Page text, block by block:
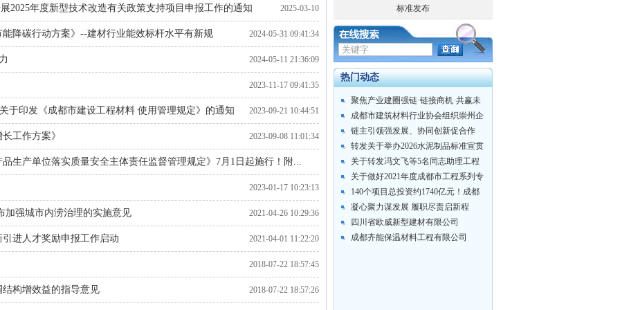
2025年度新型技术改造有关政策支持项目申报工作的通知 2025-03-10
19:18:46
降碳行动方案》--建材行业能效标杆水平有新规 2024-05-31 09:41:34
2024-05-11 21:36:09
2023-11-17 09:41:35
于印发《成都市建设工程材料 使用管理规定》的通知 2023-09-21 10:44:51
工作方案》 2023-09-08 11:01:34
生产单位落实质量安全主体责任监督管理规定》7月1日起施行！附...
2023-04-11 14:57:30
2023-01-17 10:23:13
加强城市内涝治理的实施意见 2021-04-26 10:29:36
进人才奖励申报工作启动 2021-04-01 11:22:20
2018-07-22 18:57:45
构增效益的指导意见 2018-07-22 18:57:26
标准发布
热门动态
聚焦产业建圈强链·链接商机·共赢未
来 ...
成都市建筑材料行业协会组织崇州企
业及会员...
链主引领强发展、协同创新促合作
——成都市...
转发关于举办2026水泥制品标准宣贯
培训...
关于转发冯文飞等5名同志助理工程
师专业技...
关于做好2021年度成都市工程系列专
业技...
140个项目总投资约1740亿元！成都
市...
凝心聚力谋发展 履职尽责启新程
——成都市...
四川省欧威新型建材有限公司
成都齐能保温材料工程有限公司